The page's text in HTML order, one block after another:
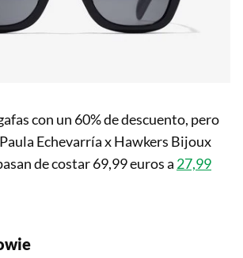
con un 60% de descuento, pero
Echevarría x Hawkers Bijoux
de costar 69,99 euros a 27,99